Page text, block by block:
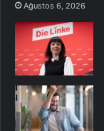
Ağustos 6, 2026